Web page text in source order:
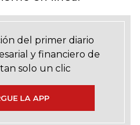
del primer diario
y financiero de
solo un clic
LA APP